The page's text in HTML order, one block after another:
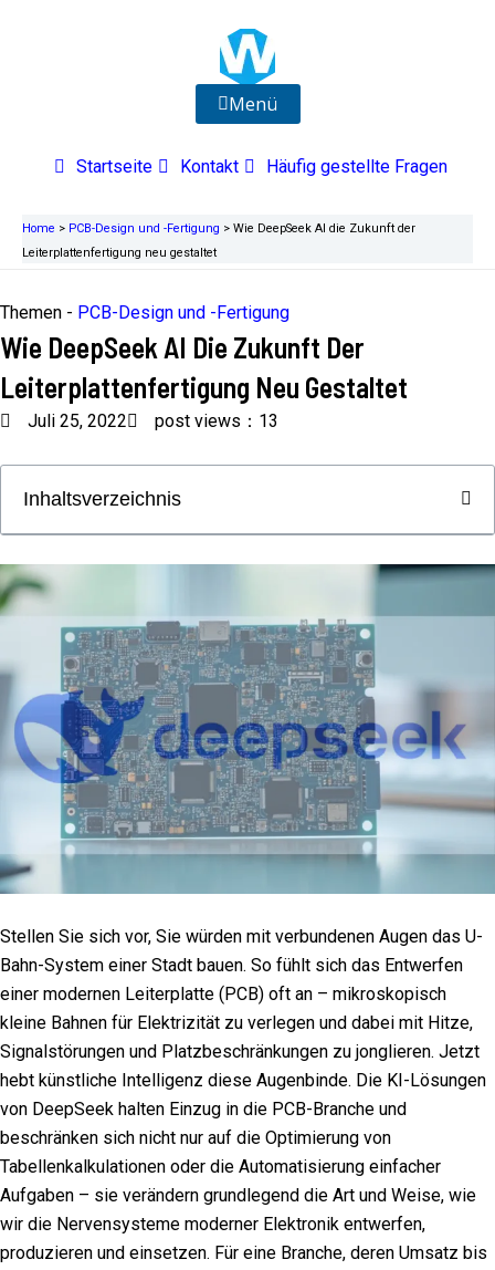
Menü
Startseite Kontakt Häufig gestellte Fragen
Home > PCB-Design und -Fertigung > Wie DeepSeek AI die Zukunft der
Leiterplattenfertigung neu gestaltet
Themen - PCB-Design und -Fertigung
Wie DeepSeek AI Die Zukunft Der
Leiterplattenfertigung Neu Gestaltet
Juli 25, 2022 post views：13
Inhaltsverzeichnis
Stellen Sie sich vor, Sie würden mit verbundenen Augen das U-
Bahn-System einer Stadt bauen. So fühlt sich das Entwerfen
einer modernen Leiterplatte (PCB) oft an – mikroskopisch
kleine Bahnen für Elektrizität zu verlegen und dabei mit Hitze,
Signalstörungen und Platzbeschränkungen zu jonglieren. Jetzt
hebt künstliche Intelligenz diese Augenbinde. Die KI-Lösungen
von DeepSeek halten Einzug in die PCB-Branche und
beschränken sich nicht nur auf die Optimierung von
Tabellenkalkulationen oder die Automatisierung einfacher
Aufgaben – sie verändern grundlegend die Art und Weise, wie
wir die Nervensysteme moderner Elektronik entwerfen,
produzieren und einsetzen. Für eine Branche, deren Umsatz bis